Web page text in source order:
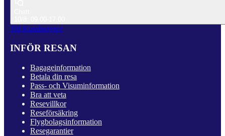
Till Kundservice
INFÖR RESAN
Bagageinformation
Betala din resa
Pass- och Visuminformation
Bra att veta
Resevillkor
Reseförsäkring
Flygbolagsinformation
Resegarantier